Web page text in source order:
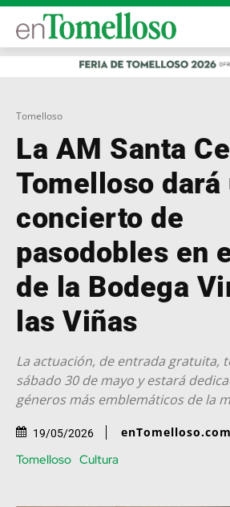
Tomelloso
La AM Santa
Tomelloso dará
concierto de
pasodobles en
de la Bodega
las Viñas
La actuación, de entrada gratuita,
sábado 30 de mayo y estará
géneros más emblemáticos de la
19/05/2026 enTomelloso.com
Tomelloso Cultura